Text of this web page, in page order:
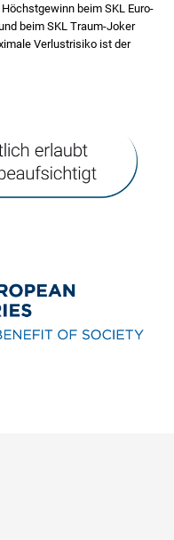
beim SKL Euro-
beim SKL Traum-Joker
Verlustrisiko ist der